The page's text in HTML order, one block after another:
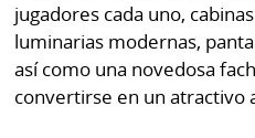
jugadores cada uno,
luminarias modernas,
así como una novedosa
convertirse en un atractivo